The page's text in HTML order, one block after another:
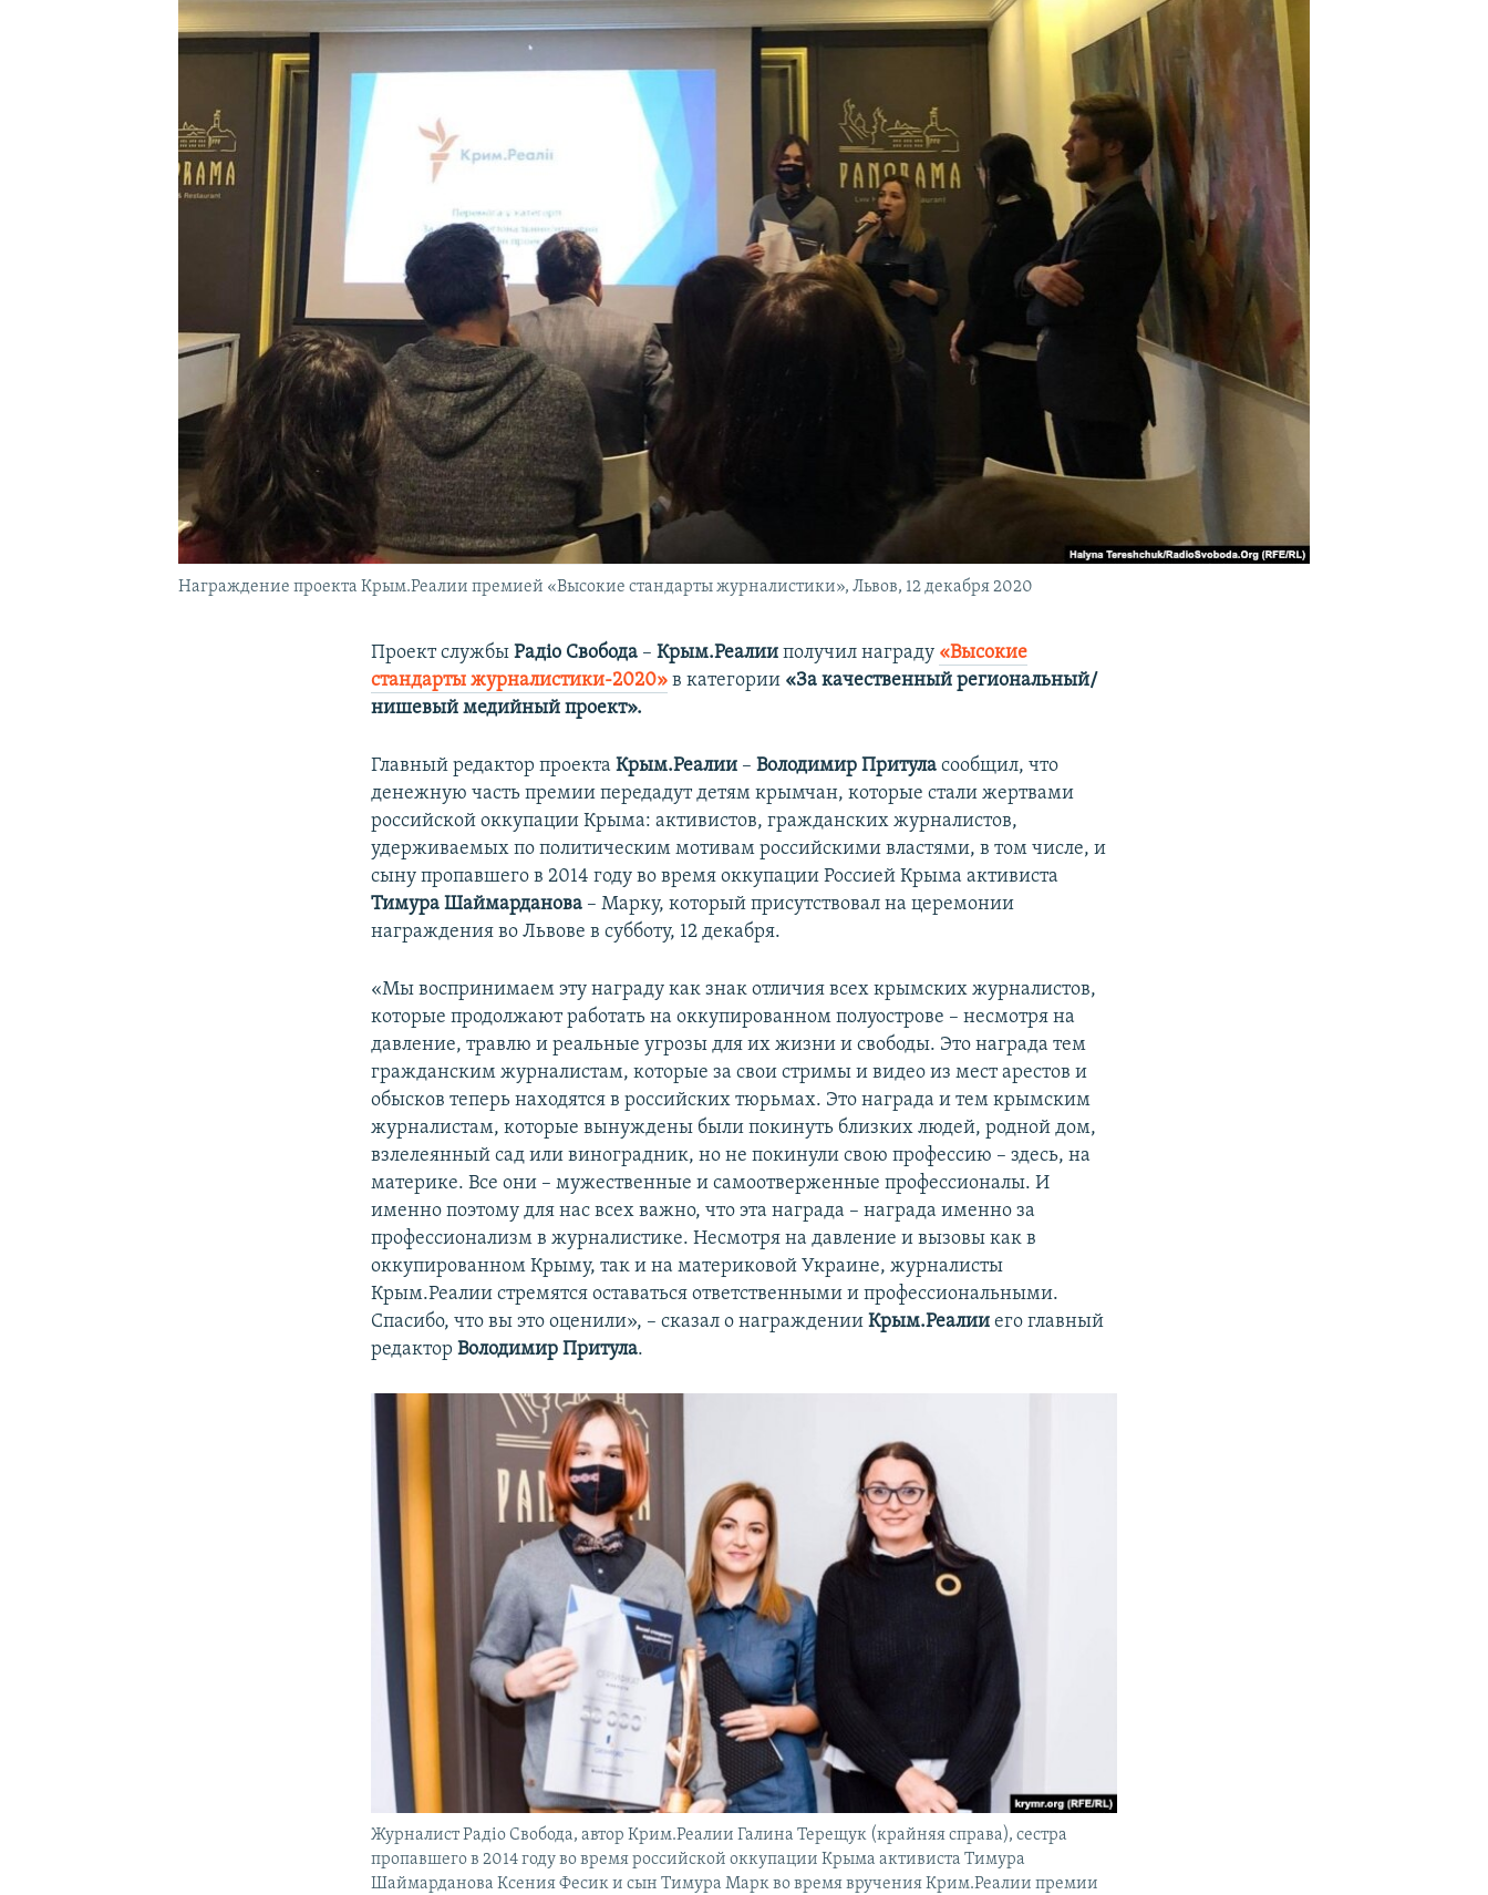
КРЫМ.НЕПОКОРЕННЫЙ
УКРАИНСКАЯ ПРОБЛЕМА КРЫМА
Награждение проекта Крым.Реалии премией «Высокие стандарты журналистики», Львов, 12 декабря 2020
Проект службыРадіо Свобода –Крым.Реалии получил награду «Высокие
стандарты журналистики-2020» в категории «За качественный региональный/
нишевый медийный проект».
Главный редактор проектаКрым.Реалии –Володимир Притула сообщил, что
денежную часть премии передадут детям крымчан, которые стали жертвами
российской оккупации Крыма: активистов, гражданских журналистов,
удерживаемых по политическим мотивам российскими властями, в том числе, и
сыну пропавшего в 2014 году во время оккупации Россией Крыма активиста
Тимура Шаймарданова – Марку, который присутствовал на церемонии
награждения во Львове в субботу, 12 декабря.
«Мы воспринимаем эту награду как знак отличия всех крымских журналистов,
которые продолжают работать на оккупированном полуострове – несмотря на
давление, травлю и реальные угрозы для их жизни и свободы. Это награда тем
гражданским журналистам, которые за свои стримы и видео из мест арестов и
обысков теперь находятся в российских тюрьмах. Это награда и тем крымским
журналистам, которые вынуждены были покинуть близких людей, родной дом,
взлелеянный сад или виноградник, но не покинули свою профессию – здесь, на
материке. Все они – мужественные и самоотверженные профессионалы. И
именно поэтому для нас всех важно, что эта награда – награда именно за
профессионализм в журналистике. Несмотря на давление и вызовы как в
оккупированном Крыму, так и на материковой Украине, журналисты
Крым.Реалии стремятся оставаться ответственными и профессиональными.
Спасибо, что вы это оценили», – сказал о награжденииКрым.Реалии его главный
редакторВолодимир Притула.
Журналист Радіо Свобода, автор Крим.Реалии Галина Терещук (крайняя справа), сестра
пропавшего в 2014 году во время российской оккупации Крыма активиста Тимура
Шаймарданова Ксения Фесик и сын Тимура Марк во время вручения Крим.Реалии премии